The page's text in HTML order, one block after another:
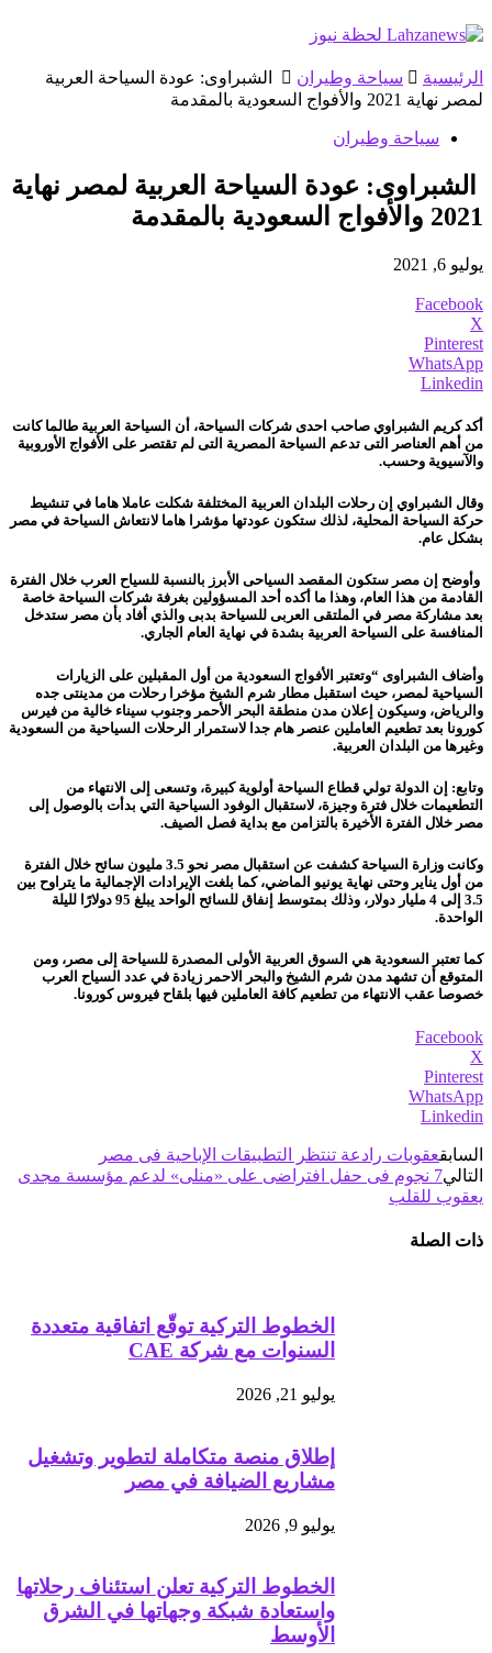
الرئيسية سياحة وطيران
الشبراوى: عودة السياحة العربية
لمصر نهاية 2021 والأفواج السعودية بالمقدمة
سياحة وطيران
الشبراوى: عودة السياحة العربية لمصر نهاية
2021 والأفواج السعودية بالمقدمة
يوليو 6, 2021
Facebook
X
Pinterest
WhatsApp
Linkedin
أكد كريم الشبراوي صاحب احدى شركات السياحة، أن السياحة العربية طالما كانت
من أهم العناصر التى تدعم السياحة المصرية التى لم تقتصر على الأفواج الأوروبية
والآسيوية وحسب.
وقال الشبراوي إن رحلات البلدان العربية المختلفة شكلت عاملا هاما في تنشيط
حركة السياحة المحلية، لذلك ستكون عودتها مؤشرا هاما لانتعاش السياحة في مصر
بشكل عام.
وأوضح إن مصر ستكون المقصد السياحى الأبرز بالنسبة للسياح العرب خلال الفترة
القادمة من هذا العام، وهذا ما أكده أحد المسؤولين بغرفة شركات السياحة خاصة
بعد مشاركة مصر في الملتقى العربى للسياحة بدبى والذي أفاد بأن مصر ستدخل
المنافسة على السياحة العربية بشدة في نهاية العام الجاري.
وأضاف الشبراوى “وتعتبر الأفواج السعودية من أول المقبلين على الزيارات
السياحية لمصر، حيث استقبل مطار شرم الشيخ مؤخرا رحلات من مدينتى جده
والرياض، وسيكون إعلان مدن منطقة البحر الأحمر وجنوب سيناء خالية من فيرس
كورونا بعد تطعيم العاملين عنصر هام جدا لاستمرار الرحلات السياحية من السعودية
وغيرها من البلدان العربية.
وتابع: إن الدولة تولي قطاع السياحة أولوية كبيرة، وتسعى إلى الانتهاء من
التطعيمات خلال فترة وجيزة، لاستقبال الوفود السياحية التي بدأت بالوصول إلى
مصر خلال الفترة الأخيرة بالتزامن مع بداية فصل الصيف.
وكانت وزارة السياحة كشفت عن استقبال مصر نحو 3.5 مليون سائح خلال الفترة
من أول يناير وحتى نهاية يونيو الماضي، كما بلغت الإيرادات الإجمالية ما يتراوح بين
3.5 إلى 4 مليار دولار، وذلك بمتوسط إنفاق للسائح الواحد يبلغ 95 دولارًا لليلة
الواحدة.
كما تعتبر السعودية هي السوق العربية الأولى المصدرة للسياحة إلى مصر، ومن
المتوقع أن تشهد مدن شرم الشيخ والبحر الاحمر زيادة في عدد السياح العرب
خصوصا عقب الانتهاء من تطعيم كافة العاملين فيها بلقاح فيروس كورونا.
Facebook
X
Pinterest
WhatsApp
Linkedin
السابقعقوبات رادعة تنتظر التطبيقات الإباحية فى مصر
التالي
7 نجوم فى حفل افتراضى على «منلى» لدعم مؤسسة مجدى
يعقوب للقلب
ذات الصلة
الخطوط التركية توقّع اتفاقية متعددة
السنوات مع شركة CAE
يوليو 21, 2026
إطلاق منصة متكاملة لتطوير وتشغيل
مشاريع الضيافة في مصر
يوليو 9, 2026
الخطوط التركية تعلن استئناف رحلاتها
واستعادة شبكة وجهاتها في الشرق
الأوسط